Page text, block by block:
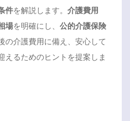
件を解説します。 介護費用
場を明確にし、 公的介護保険
の介護費用に備え、安心して
えるためのヒントを提案しま